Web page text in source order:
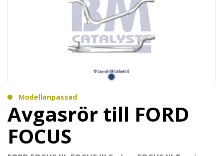
Modellanpassad
Avgasrör till FORD
FOCUS